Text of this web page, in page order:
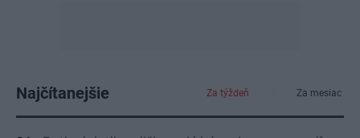
Najčítanejšie Za týždeň Za mesiac